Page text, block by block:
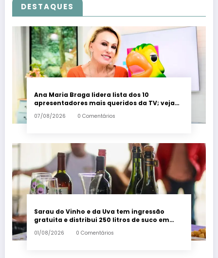
DESTAQUES
Ana Maria Braga lidera lista dos 10
apresentadores mais queridos da TV; veja
ranking – Em Dia ES
07/08/2026 0 Comentários
Sarau do Vinho e da Uva tem ingressão
gratuita e distribui 250 litros de suco em
Santa Teresa – Em Dia ES
01/08/2026 0 Comentários